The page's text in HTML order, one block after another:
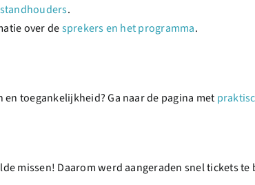
standhouders.
over desprekers en het programma.
toegankelijkheid? Ga naar de pagina met
missen! Daarom werd aangeraden snel tickets